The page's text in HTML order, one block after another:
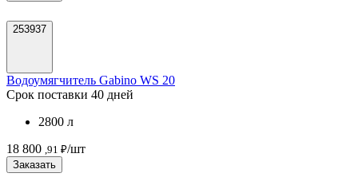
253937
Водоумягчитель Gabino WS 20
Срок поставки 40 дней
2800 л
18 800 ,91 ₽/шт
Заказать